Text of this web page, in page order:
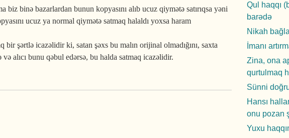
binə bazarlardan bunun kopyasını alıb ucuz qiymətə satırıqsa yəni
ucuz ya normal qiymətə satmaq halaldı yoxsa haram
şərtlə icazəlidir ki, satan şəxs bu malın orijinal olmadığını, saxta
alıcı bunu qəbul edərsə, bu halda satmaq icazəlidir.
Qul haqqı
barədə
Nikah
İmanı
Zina, ona
qurtulmaq
Sünni
Hansı
onu pozan
Yuxu